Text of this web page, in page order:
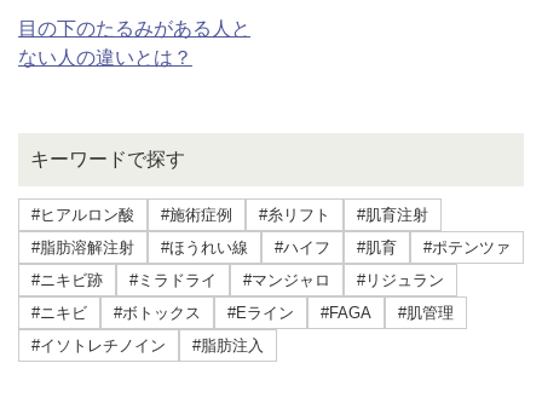
井畑 峰紀 医師 安形省吾 医師
キーワードで探す
#ヒアルロン酸 #施術症例 #糸リフト
#肌育注射
#脂肪溶解注射
#ほうれい線 #ハイフ #肌育
#ポテンツァ
#ニキビ跡
#ミラドライ #マンジャロ
#リジュラン
#ニキビ
#ボトックス #Eライン #FAGA
#肌管理
#イソトレチノイン
#脂肪注入
目の下のたるみがある人と
ない人の違いとは？